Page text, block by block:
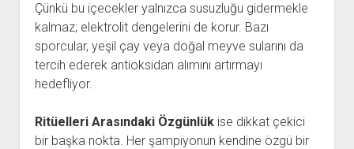
Çünkü bu içecekler yalnızca susuzluğu gidermekle
kalmaz; elektrolit dengelerini de korur. Bazı
sporcular, yeşil çay veya doğal meyve sularını da
tercih ederek antioksidan alımını artırmayı
hedefliyor.
Ritüelleri Arasındaki Özgünlükise dikkat çekici
bir başka nokta. Her şampiyonun kendine özgü bir